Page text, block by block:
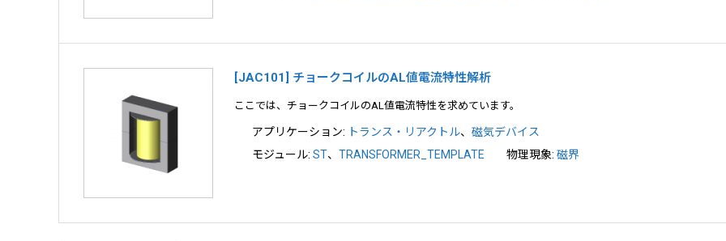
[JAC101] チョークコイルのAL値電流特性解析
ここでは、チョークコイルのAL値電流特性を求めています。
アプリケーション: トランス・リアクトル、 磁気デバイス
モジュール: ST、 TRANSFORMER_TEMPLATE 物理現象:磁界